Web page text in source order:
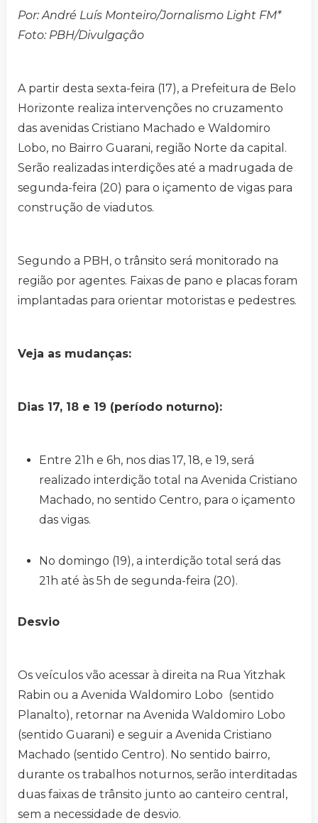
Por: André Luís Monteiro/Jornalismo Light FM*
Foto: PBH/Divulgação
A partir desta sexta-feira (17), a Prefeitura de Belo
Horizonte realiza intervenções no cruzamento
das avenidas Cristiano Machado e Waldomiro
Lobo, no Bairro Guarani, região Norte da capital.
Serão realizadas interdições até a madrugada de
segunda-feira (20) para o içamento de vigas para
construção de viadutos.
Segundo a PBH, o trânsito será monitorado na
região por agentes. Faixas de pano e placas foram
implantadas para orientar motoristas e pedestres.
Veja as mudanças:
Dias 17, 18 e 19 (período noturno):
Entre 21h e 6h, nos dias 17, 18, e 19, será
realizado interdição total na Avenida Cristiano
Machado, no sentido Centro, para o içamento
das vigas.
No domingo (19), a interdição total será das
21h até às 5h de segunda-feira (20).
Desvio
Os veículos vão acessar à direita na Rua Yitzhak
Rabin ou a Avenida Waldomiro Lobo (sentido
Planalto), retornar na Avenida Waldomiro Lobo
(sentido Guarani) e seguir a Avenida Cristiano
Machado (sentido Centro). No sentido bairro,
durante os trabalhos noturnos, serão interditadas
duas faixas de trânsito junto ao canteiro central,
sem a necessidade de desvio.